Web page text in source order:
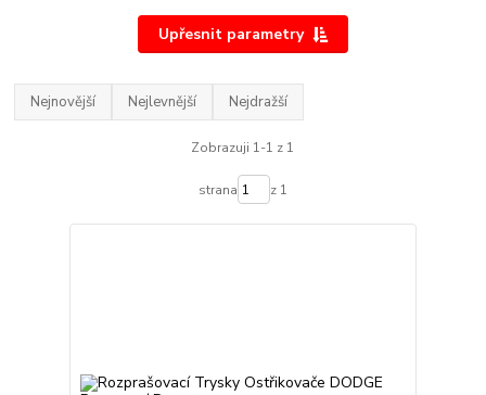
Upřesnit parametry
Nejnovější Nejlevnější Nejdražší
Zobrazuji 1-1 z 1
strana z 1